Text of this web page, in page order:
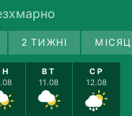
2 ТИЖНІ
ВТ
11.08
СР
12.08